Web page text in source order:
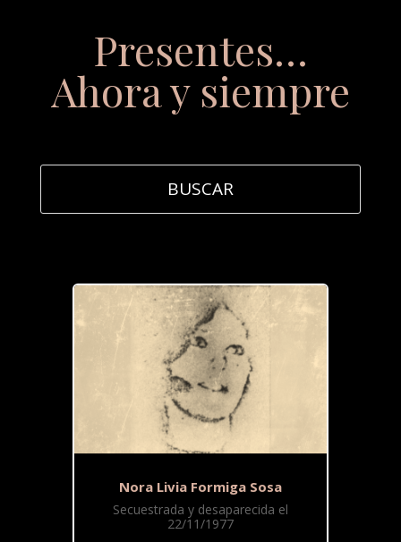
Presentes…
Ahora y siempre
Nora Livia Formiga Sosa
Secuestrada y desaparecida el
22/11/1977